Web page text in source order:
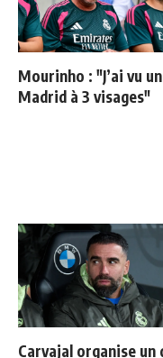
Mourinho : "J’ai vu
Madrid à 3 visages"
Carvajal organise un